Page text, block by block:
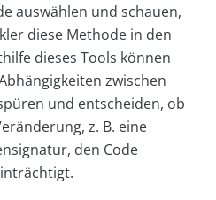
auswählen und schauen,
diese Methode in den
dieses Tools können
zwischen
und entscheiden, ob
z. B. eine
den Code